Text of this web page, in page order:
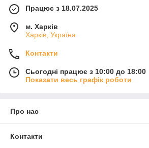
Працює з 18.07.2025
м. Харків
Харків, Україна
Контакти
Сьогодні працює з 10:00 до 18:00
Показати весь графік роботи
Про нас
Контакти